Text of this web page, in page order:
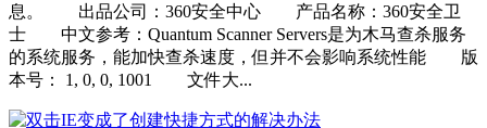
息。 出品公司：360安全中心 产品名称：360安全卫
士 中文参考：Quantum Scanner Servers是为木马查杀服务
的系统服务，能加快查杀速度，但并不会影响系统性能 版
本号： 1, 0, 0, 1001 文件大...